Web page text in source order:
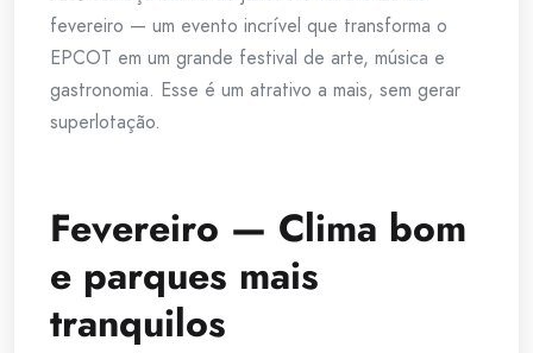
fevereiro — um evento incrível que transforma o
EPCOT em um grande festival de arte, música e
gastronomia. Esse é um atrativo a mais, sem gerar
superlotação.
Fevereiro — Clima bom
e parques mais
tranquilos